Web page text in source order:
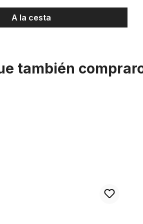
A la cesta
también
extraancha y gruesa, 700 mm, 50